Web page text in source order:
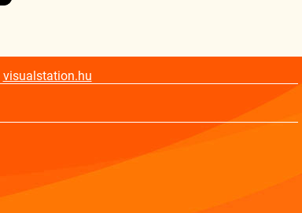
visualstation.hu